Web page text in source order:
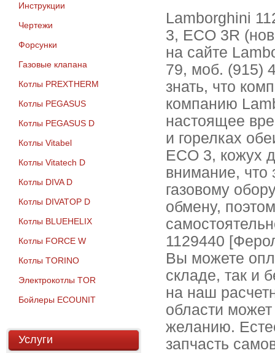
Инструкции
Чертежи
Форсунки
Газовые клапана
Котлы PREXTHERM
Котлы PEGASUS
Котлы PEGASUS D
Котлы Vitabel
Котлы Vitatech D
Котлы DIVA D
Котлы DIVATOP D
Котлы BLUEHELIX
Котлы FORCE W
Котлы TORINO
Электрокотлы TOR
Бойлеры ECOUNIT
Услуги
Lamborghini
3, ECO 3R
на сайте
79, моб. (915)
знать, что
компанию
настоящее
и горелках
ECO 3, кожух
внимание,
газовому
обмену,
1129440
Вы можете
складе, так и
на наш
области
желанию.
запчасть